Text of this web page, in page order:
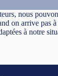
nous
on arrive pas
à notre